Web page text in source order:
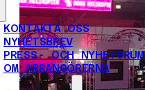
KONTAKTA OSS
NYHETSBREV
PRESS- OCH NYHETSRUM
OM ARRANGÖRERNA